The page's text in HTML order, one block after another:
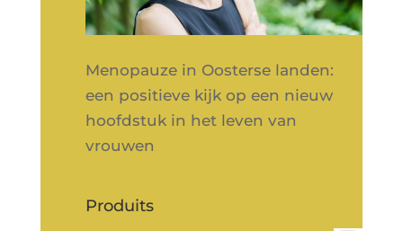
Menopauze in Oosterse landen:
een positieve kijk op een nieuw
hoofdstuk in het leven van
vrouwen
Produits